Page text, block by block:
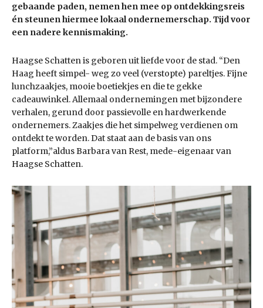
gebaande paden, nemen hen mee op ontdekkingsreis
én steunen hiermee lokaal ondernemerschap. Tijd voor
een nadere kennismaking.
Haagse Schatten is geboren uit liefde voor de stad. “Den
Haag heeft simpel- weg zo veel (verstopte) pareltjes. Fijne
lunchzaakjes, mooie boetiekjes en die te gekke
cadeauwinkel. Allemaal ondernemingen met bijzondere
verhalen, gerund door passievolle en hardwerkende
ondernemers. Zaakjes die het simpelweg verdienen om
ontdekt te worden. Dat staat aan de basis van ons
platform,”aldus Barbara van Rest, mede-eigenaar van
Haagse Schatten.